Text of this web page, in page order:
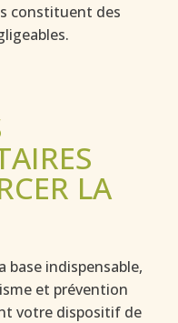
constituent des
LA
base indispensable,
et prévention
votre dispositif de